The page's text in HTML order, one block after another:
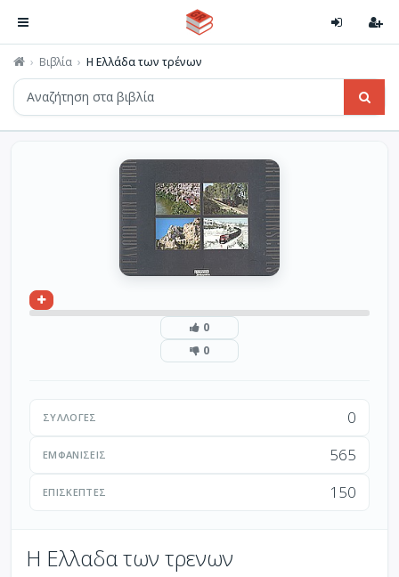
Βιβλία Η Ελλάδα των τρένων
0
0
ΣΥΛΛΟΓΈΣ 0
ΕΜΦΑΝΊΣΕΙΣ 565
ΕΠΙΣΚΈΠΤΕΣ 150
Η Ελλαδα των τρενων